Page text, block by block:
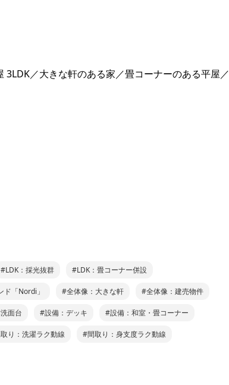
／大きな軒のある家／畳コーナーのある平屋／
#LDK：採光抜群 #LDK：畳コーナー併設
ド「Nordi」 #全体像：大きな軒 #全体像：建売物件
面台 #設備：デッキ #設備：和室・畳コーナー
り：洗濯ラク動線 #間取り：身支度ラク動線